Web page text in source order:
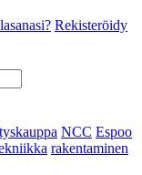
Rekisteröidy
NCC Espoo
rakentaminen